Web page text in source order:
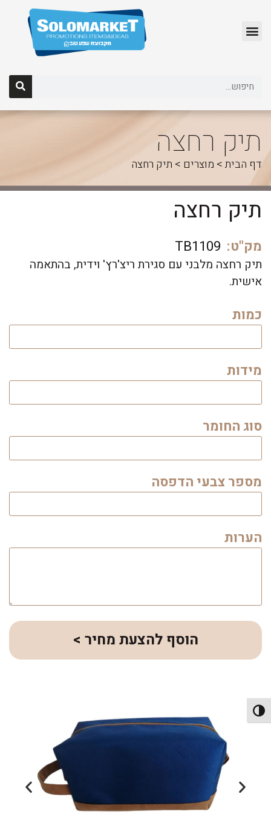
הפעל/כבה ניגודיות גבוהה
תיק רחצה
דף הבית> מוצרים > תיק רחצה
תיק רחצה
מק"ט: TB1109
תיק רחצה מלבני עם סגירת ריצ'רץ' וידית, בהתאמה
אישית.
כמות
מידות
סוג החומר
מספר צבעי הדפסה
הערות
הוסף להצעת מחיר >